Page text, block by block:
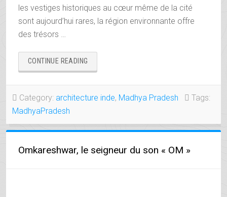
les vestiges historiques au cœur même de la cité
sont aujourd’hui rares, la région environnante offre
des trésors …
CONTINUE READING
ROYAUME
BEGUMS »
Category: architecture inde, Madhya Pradesh
Tags:
MadhyaPradesh
Omkareshwar, le seigneur du son « OM »